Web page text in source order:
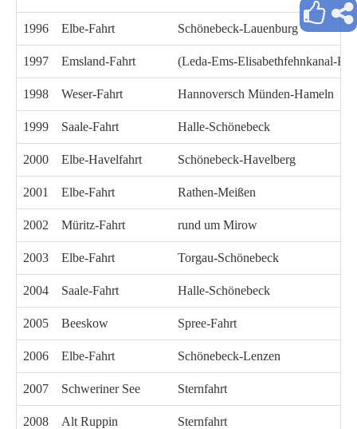
1996 Elbe-Fahrt Schönebeck-Lauenburg
1997 Emsland-Fahrt (Leda-Ems-Elisabethfehnkanal-
1998 Weser-Fahrt Hannoversch Münden-Hameln
1999 Saale-Fahrt Halle-Schönebeck
2000 Elbe-Havelfahrt Schönebeck-Havelberg
2001 Elbe-Fahrt Rathen-Meißen
2002 Müritz-Fahrt rund um Mirow
2003 Elbe-Fahrt Torgau-Schönebeck
2004 Saale-Fahrt Halle-Schönebeck
2005 Beeskow Spree-Fahrt
2006 Elbe-Fahrt Schönebeck-Lenzen
2007 Schweriner See Sternfahrt
2008 Alt Ruppin Sternfahrt